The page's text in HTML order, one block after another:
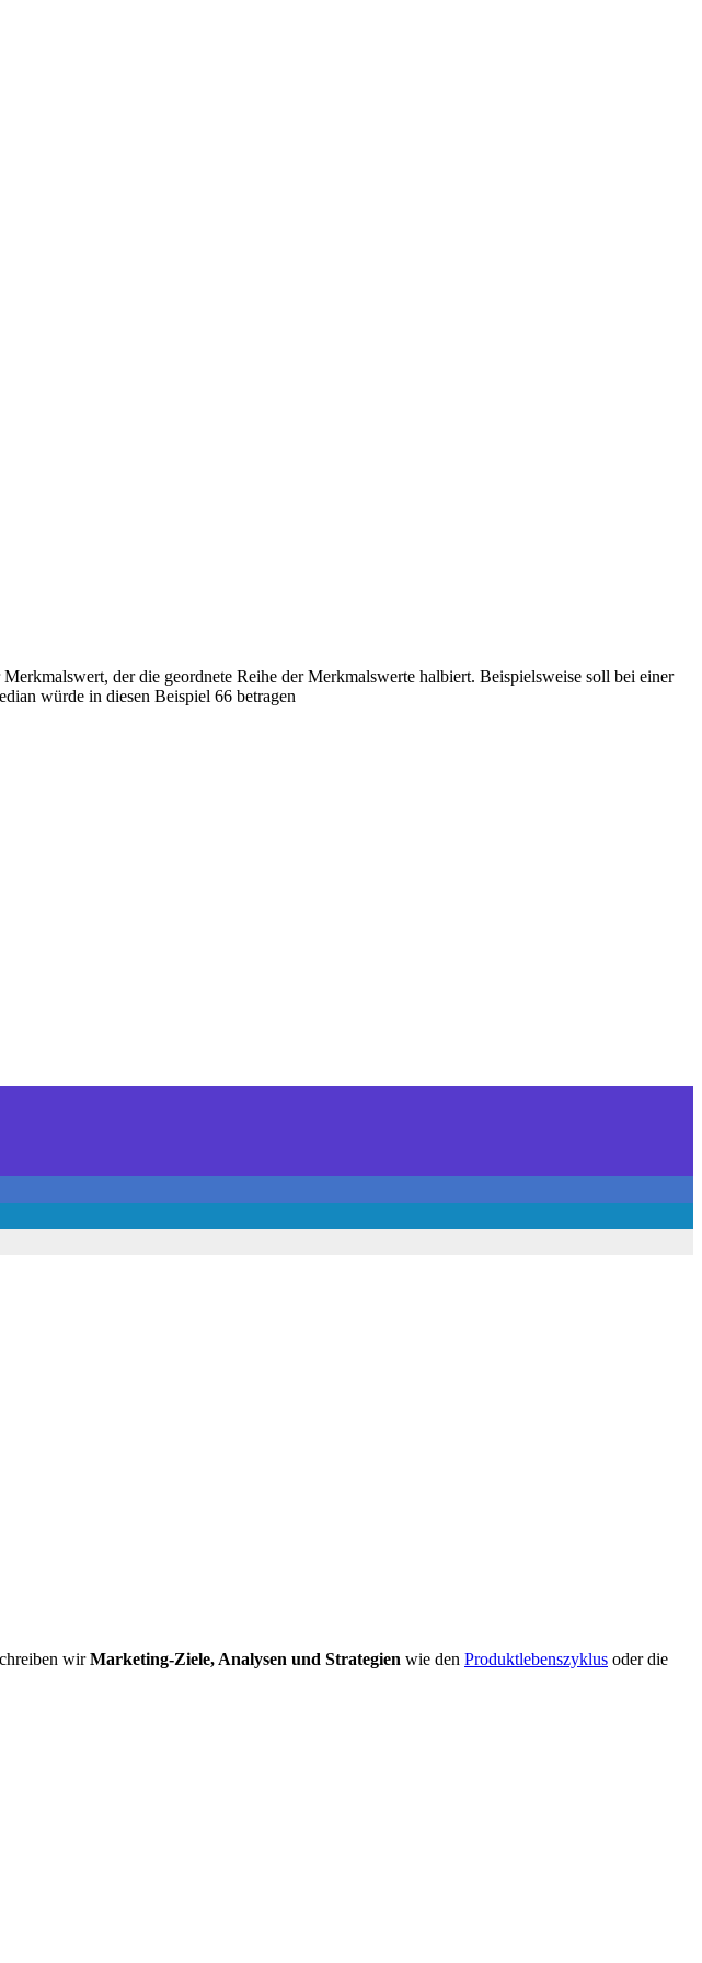
der die geordnete Reihe der Merkmalswerte halbiert. Beispielsweise soll bei einer
würde in diesen Beispiel 66 betragen
wirMarketing-Ziele, Analysen und Strategien wie den Produktlebenszyklus oder die